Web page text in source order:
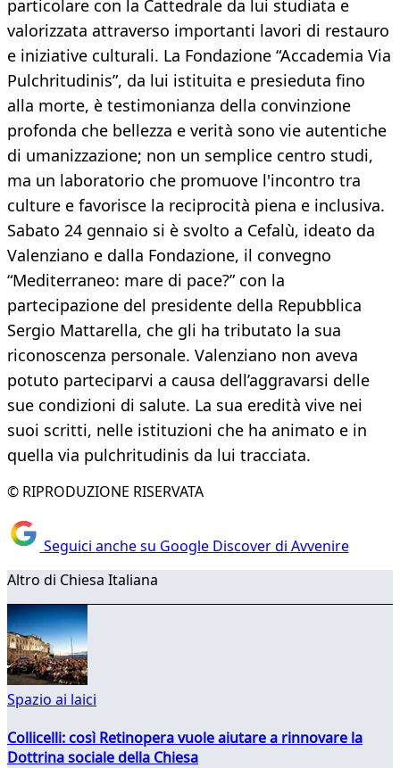
particolare con la Cattedrale da lui studiata e
valorizzata attraverso importanti lavori di restauro
e iniziative culturali. La Fondazione “Accademia Via
Pulchritudinis”, da lui istituita e presieduta fino
alla morte, è testimonianza della convinzione
profonda che bellezza e verità sono vie autentiche
di umanizzazione; non un semplice centro studi,
ma un laboratorio che promuove l'incontro tra
culture e favorisce la reciprocità piena e inclusiva.
Sabato 24 gennaio si è svolto a Cefalù, ideato da
Valenziano e dalla Fondazione, il convegno
“Mediterraneo: mare di pace?” con la
partecipazione del presidente della Repubblica
Sergio Mattarella, che gli ha tributato la sua
riconoscenza personale. Valenziano non aveva
potuto parteciparvi a causa dell’aggravarsi delle
sue condizioni di salute. La sua eredità vive nei
suoi scritti, nelle istituzioni che ha animato e in
quella via pulchritudinis da lui tracciata.
© RIPRODUZIONE RISERVATA
Seguici anche su Google Discover di Avvenire
Altro di Chiesa Italiana
Spazio ai laici
Collicelli: così Retinopera vuole aiutare a rinnovare la
Dottrina sociale della Chiesa